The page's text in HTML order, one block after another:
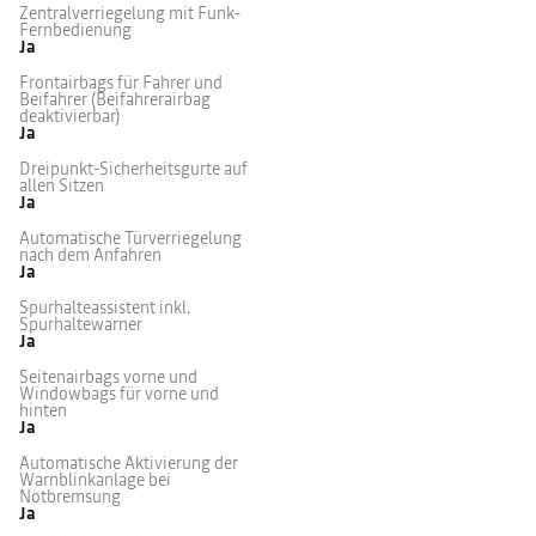
Zentralverriegelung mit Funk-
Fernbedienung
Ja
Frontairbags für Fahrer und
Beifahrer (Beifahrerairbag
deaktivierbar)
Ja
Dreipunkt-Sicherheitsgurte auf
allen Sitzen
Ja
Automatische Türverriegelung
nach dem Anfahren
Ja
Spurhalteassistent inkl.
Spurhaltewarner
Ja
Seitenairbags vorne und
Windowbags für vorne und
hinten
Ja
Automatische Aktivierung der
Warnblinkanlage bei
Notbremsung
Ja